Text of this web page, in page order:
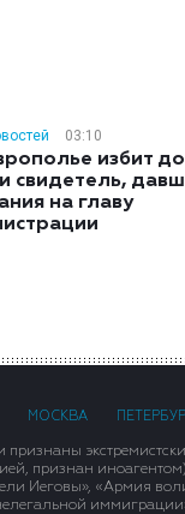
03:10
избит до
свидетель,
на главу
МОСКВА
признаны
признан
Иеговы», «Армия